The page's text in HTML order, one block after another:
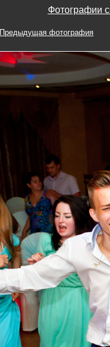
Фотографии
Предыдущая фотография